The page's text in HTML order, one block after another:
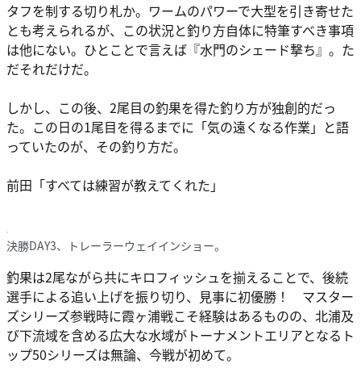
タフを制する切り札か。ワームのパワーで大型を引き寄せた
とも考えられるが、この状況と釣り方自体に特筆すべき事項
は他にない。ひとことで言えば『水門のシェード撃ち』。た
だそれだけだ。
しかし、この後、2尾目の釣果を得た釣り方が独創的だっ
た。この日の1尾目を得るまでに「気の遠くなる作業」と語
っていたのが、その釣り方だ。
前田「すべては練習が教えてくれた」
決勝DAY3、トレーラーウェイインショー。
釣果は2尾ながら共にキロフィッシュを揃えることで、後続
選手による追い上げを振り切り、見事に初優勝！ マスター
ズシリーズ参戦時に霞ヶ浦戦こそ経験はあるものの、北浦及
び下流域を含める広大な水域がトーナメントエリアとなるト
ップ50シリーズは無論、今戦が初めて。